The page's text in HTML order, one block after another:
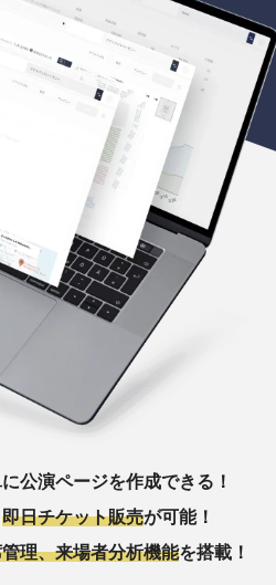
公演ページを作成できる！
即日チケット販売が可能！
理、来場者分析機能を搭載！